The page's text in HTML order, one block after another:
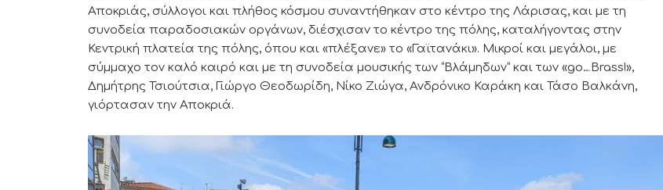
Αποκριάς, σύλλογοι και πλήθος κόσμου συναντήθηκαν στο κέντρο της Λάρισας, και με τη
συνοδεία παραδοσιακών οργάνων, διέσχισαν το κέντρο της πόλης, καταλήγοντας στην
Κεντρική πλατεία της πόλης, όπου και «πλέξανε» το «Γαϊτανάκι». Μικροί και μεγάλοι, με
σύμμαχο τον καλό καιρό και με τη συνοδεία μουσικής των “Βλάμηδων” και των «go…Brass!»,
Δημήτρης Τσιούτσια, Γιώργο Θεοδωρίδη, Νίκο Ζιώγα, Ανδρόνικο Καράκη και Τάσο Βαλκάνη,
γιόρτασαν την Αποκριά.